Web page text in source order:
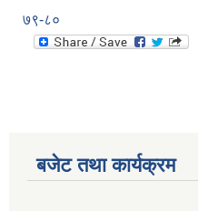
७९-८०
बजेट तथा कार्यक्रम